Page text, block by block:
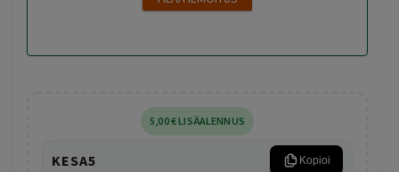
5,00€LISÄALENNUS
KESA5 Kopioi